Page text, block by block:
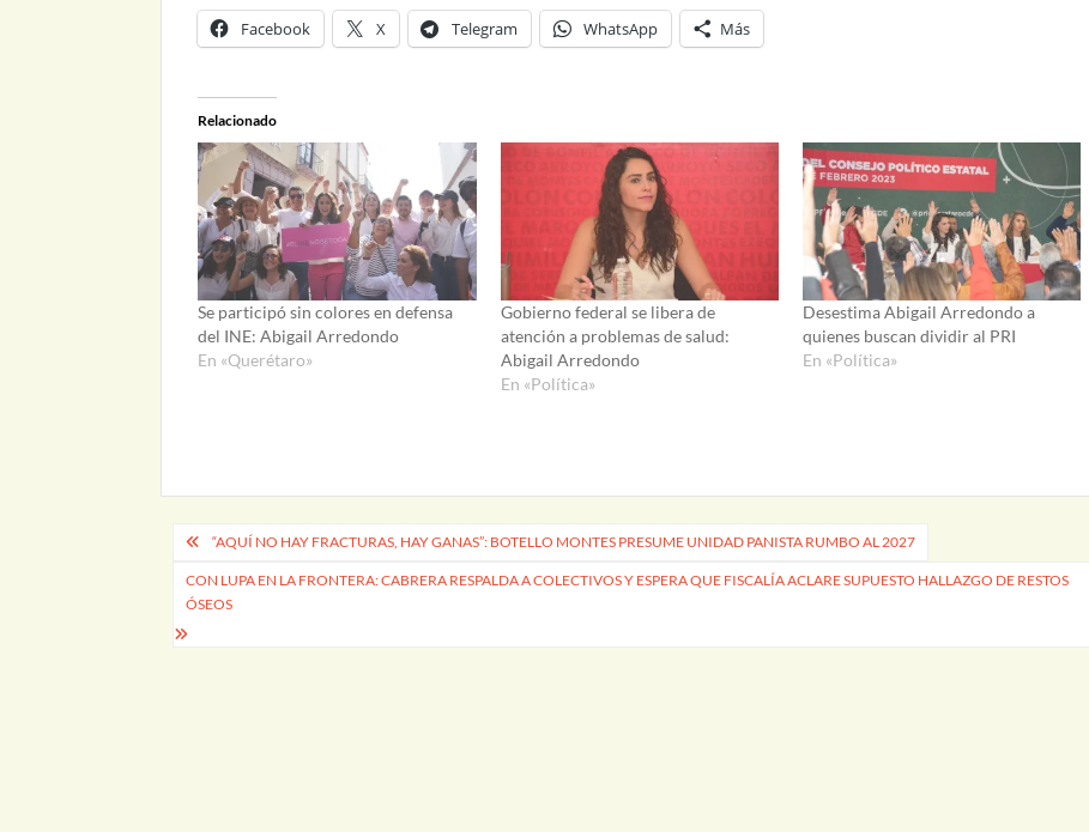
Facebook X Telegram WhatsApp Más
Relacionado
Se participó sin colores en defensa
del INE: Abigail Arredondo
En «Querétaro»
Gobierno federal se libera de
atención a problemas de salud:
Abigail Arredondo
En «Política»
Desestima Abigail Arredondo a
quienes buscan dividir al PRI
En «Política»
Navegación
de
entradas
“AQUÍ NO HAY FRACTURAS, HAY GANAS”: BOTELLO MONTES PRESUME UNIDAD PANISTA RUMBO AL 2027
CON LUPA EN LA FRONTERA: CABRERA RESPALDA A COLECTIVOS Y ESPERA QUE FISCALÍA ACLARE SUPUESTO HALLAZGO DE RESTOS
ÓSEOS